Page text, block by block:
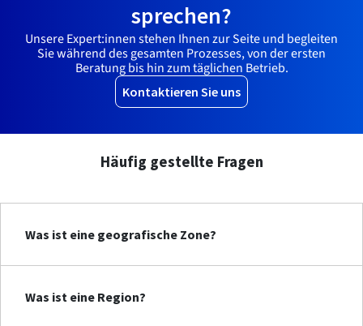
sprechen?
Unsere Expert:innen stehen Ihnen zur Seite und begleiten
Sie während des gesamten Prozesses, von der ersten
Beratung bis hin zum täglichen Betrieb.
Kontaktieren Sie uns
Häufig gestellte Fragen
Was ist eine geografische Zone?
Was ist eine Region?